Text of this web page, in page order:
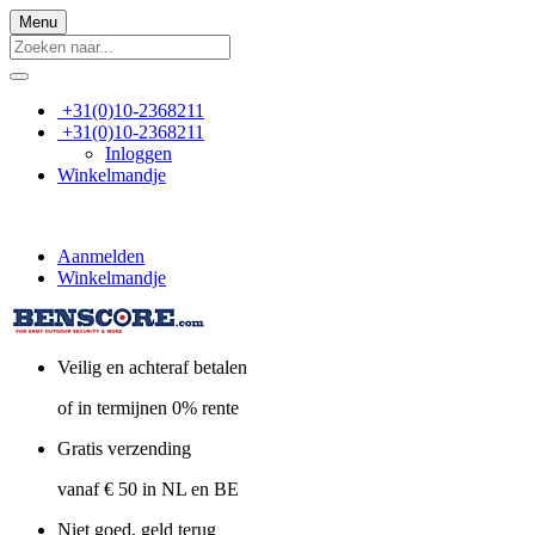
Menu
+31(0)10-2368211
+31(0)10-2368211
Inloggen
Winkelmandje
Aanmelden
Winkelmandje
Veilig en achteraf betalen
of in termijnen 0% rente
Gratis verzending
vanaf € 50 in NL en BE
Niet goed, geld terug